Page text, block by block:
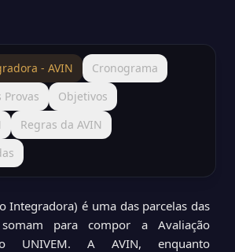
- AVIN
Cronograma
Provas
Objetivos
Regras da AVIN
Integradora) é uma das parcelas das
para compor a Avaliação
UNIVEM. A AVIN, enquanto